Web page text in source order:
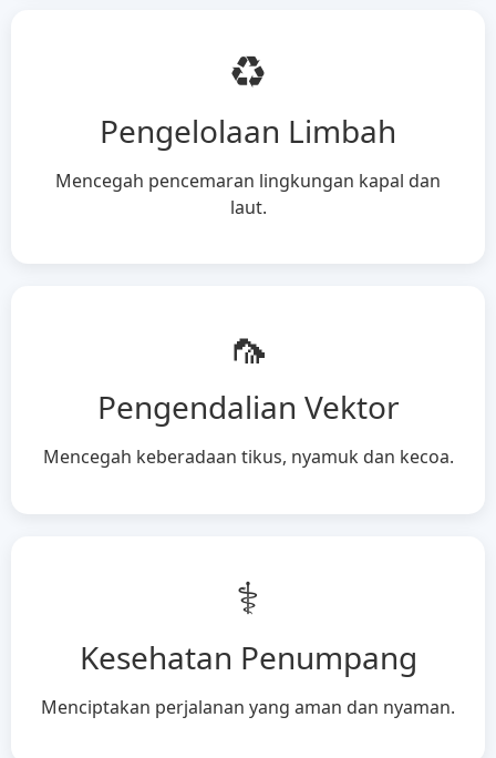
♻️
Pengelolaan Limbah
Mencegah pencemaran lingkungan kapal dan
laut.
🦟
Pengendalian Vektor
Mencegah keberadaan tikus, nyamuk dan kecoa.
⚕️
Kesehatan Penumpang
Menciptakan perjalanan yang aman dan nyaman.